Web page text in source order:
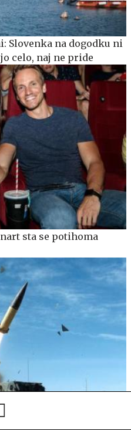
Slovenka na dogodku ni
celo, naj ne pride
sta se potihoma